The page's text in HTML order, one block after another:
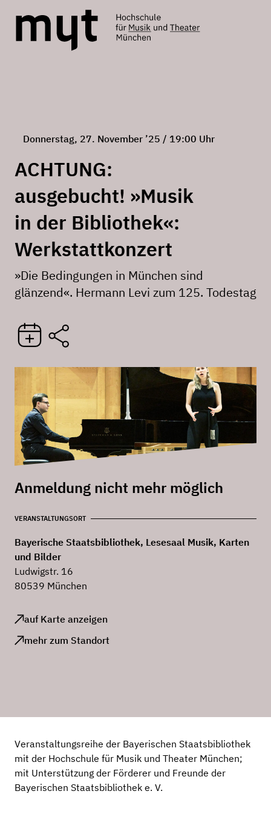
Donnerstag, 27. November ’25 / 19:00 Uhr
ACHTUNG:
ausgebucht! »Musik
in der Bibliothek«:
Werkstattkonzert
»Die Bedingungen in München sind
glänzend«. Hermann Levi zum 125. Todestag
Anmeldung nicht mehr möglich
VERANSTALTUNGSORT
Bayerische Staatsbibliothek, Lesesaal Musik, Karten
und Bilder
Ludwigstr. 16
80539 München
auf Karte anzeigen
mehr zum Standort
Veranstaltungsreihe der Bayerischen Staatsbibliothek
mit der Hochschule für Musik und Theater München;
mit Unterstützung der Förderer und Freunde der
Bayerischen Staatsbibliothek e. V.